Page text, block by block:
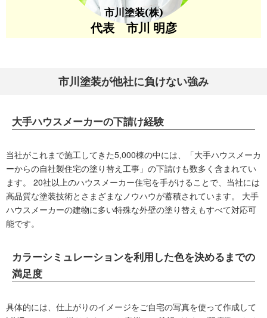
市川塗装(株)
代表 市川 明彦
市川塗装が他社に負けない強み
大手ハウスメーカーの下請け経験
当社がこれまで施工してきた5,000棟の中には、「大手ハウスメーカ
ーからの自社製住宅の塗り替え工事」の下請けも数多く含まれてい
ます。 20社以上のハウスメーカー住宅を手がけることで、当社には
高品質な塗装技術とさまざまなノウハウが蓄積されています。 大手
ハウスメーカーの建物に多い特殊な外壁の塗り替えもすべて対応可
能です。
カラーシミュレーションを利用した色を決めるまでの
満足度
具体的には、仕上がりのイメージをご自宅の写真を使って作成して